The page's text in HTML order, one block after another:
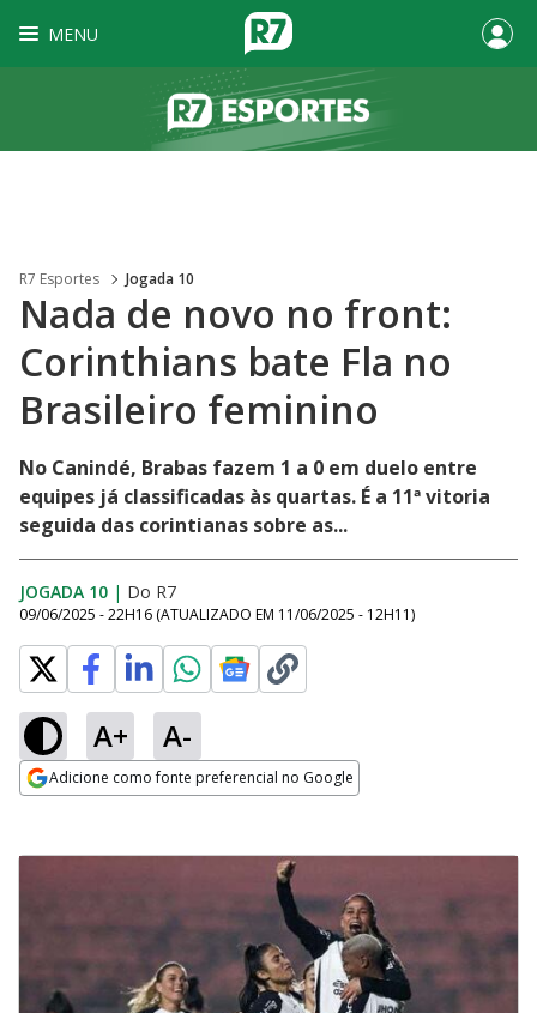
MENU
R7 Esportes Jogada 10
Nada de novo no front:
Corinthians bate Fla no
Brasileiro feminino
No Canindé, Brabas fazem 1 a 0 em duelo entre
equipes já classificadas às quartas. É a 11ª vitoria
seguida das corintianas sobre as...
JOGADA 10 | Do R7
09/06/2025 - 22H16 (ATUALIZADO EM 11/06/2025 - 12H11)
A+ A-
Adicione como fonte preferencial no Google